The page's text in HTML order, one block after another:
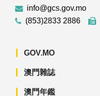
info@gcs.gov.mo
(853)2833 2886
GOV.MO
澳門雜誌
澳門年鑑